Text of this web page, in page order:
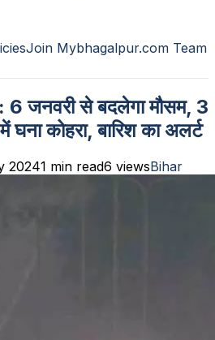
Join Mybhagalpur.com Team
जनवरी से बदलेगा मौसम, 3
घना कोहरा, बारिश का अलर्ट
20241 min read6 viewsBihar